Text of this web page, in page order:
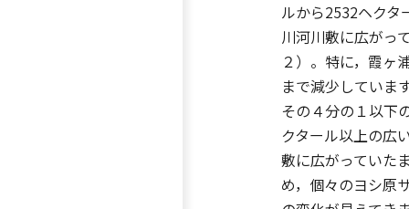
ルから2532ヘクタ
川河川敷に広がっ
２）。特に，霞ヶ
まで減少していま
その４分の１以下
クタール以上の広
敷に広がっていた
め，個々のヨシ原